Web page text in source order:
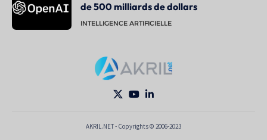
de 500 milliards de dollars
INTELLIGENCE ARTIFICIELLE
AKRIL.NET - Copyrights © 2006-2023